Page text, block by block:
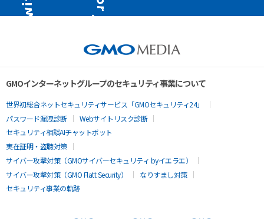
GMOインターネットグループのセキュリティ事業について
世界初総合ネットセキュリティサービス「GMOセキュリティ24」
パスワード漏洩診断
Webサイトリスク診断
セキュリティ相談AIチャットボット
実在証明・盗聴対策
サイバー攻撃対策（GMOサイバーセキュリティ byイエラエ）
サイバー攻撃対策（GMO Flatt Security）
なりすまし対策
セキュリティ事業の軌跡